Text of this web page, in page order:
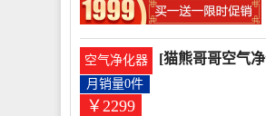
空气净化器
[猫熊哥哥空气
￥2299
月销量0件